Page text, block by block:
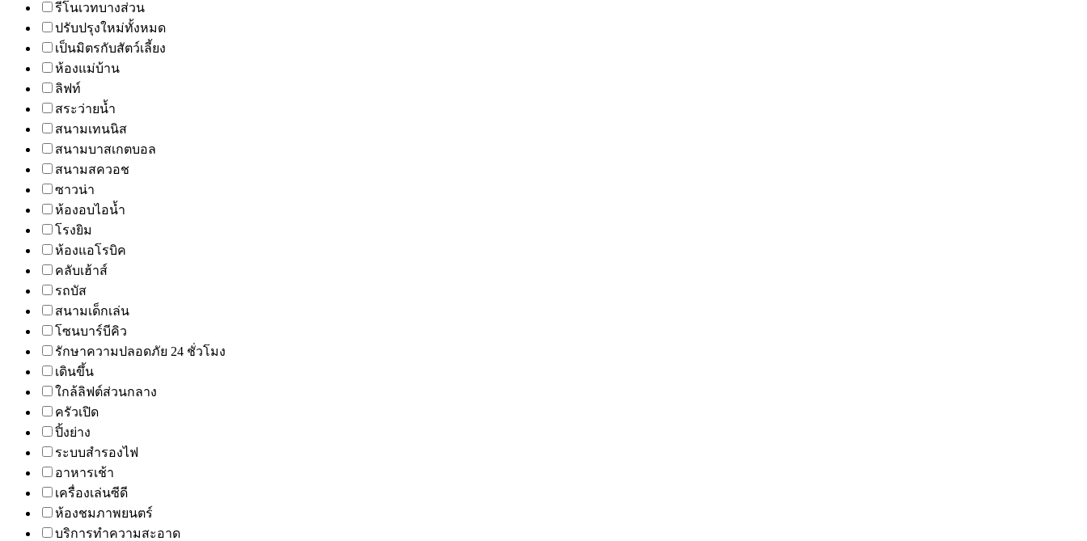
รีโนเวทบางส่วน
ปรับปรุงใหม่ทั้งหมด
เป็นมิตรกับสัตว์เลี้ยง
ห้องแม่บ้าน
ลิฟท์
สระว่ายน้ำ
สนามเทนนิส
สนามบาสเกตบอล
สนามสควอช
ซาวน่า
ห้องอบไอน้ำ
โรงยิม
ห้องแอโรบิค
คลับเฮ้าส์
รถบัส
สนามเด็กเล่น
โซนบาร์บีคิว
รักษาความปลอดภัย 24 ชั่วโมง
เดินขึ้น
ใกล้ลิฟต์ส่วนกลาง
ครัวเปิด
ปิ้งย่าง
ระบบสำรองไฟ
อาหารเช้า
เครื่องเล่นซีดี
ห้องชมภาพยนตร์
บริการทำความสะอาด